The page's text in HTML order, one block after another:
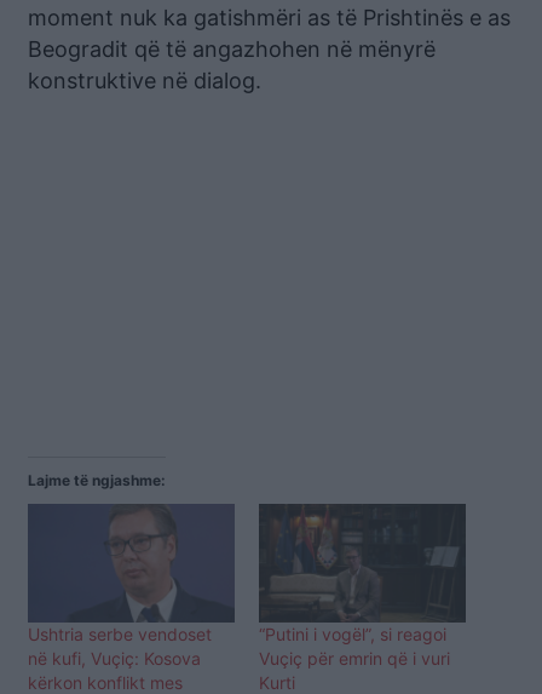
moment nuk ka gatishmëri as të Prishtinës e as
Beogradit që të angazhohen në mënyrë
konstruktive në dialog.
Lajme të ngjashme:
Ushtria serbe vendoset
në kufi, Vuçiç: Kosova
kërkon konflikt mes
“Putini i vogël”, si reagoi
Vuçiç për emrin që i vuri
Kurti